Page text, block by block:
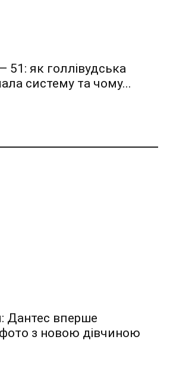
51: як голлівудська
систему та чому...
Дантес вперше
фото з новою дівчиною